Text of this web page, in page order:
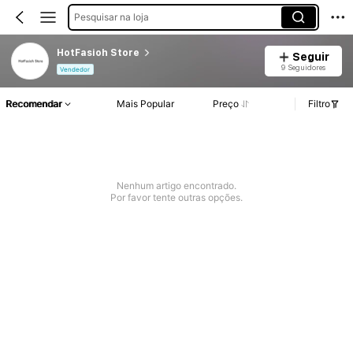
Pesquisar na loja
HotFasioh Store
Vendedor
Seguir
9 Seguidores
Recomendar Mais Popular Preço Filtro
Nenhum artigo encontrado.
Por favor tente outras opções.